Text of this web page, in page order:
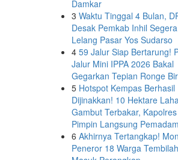
Damkar
3 Waktu Tinggal 4 Bulan,
Desak Pemkab Inhil Segera
Lelang Pasar Yos Sudarso
4 59 Jalur Siap Bertarung!
Jalur Mini IPPA 2026 Bakal
Gegarkan Tepian Ronge
5 Hotspot Kempas Berhasil
Dijinakkan! 10 Hektare
Gambut Terbakar,
Pimpin Langsung
6 Akhirnya Tertangkap!
Peneror 18 Warga